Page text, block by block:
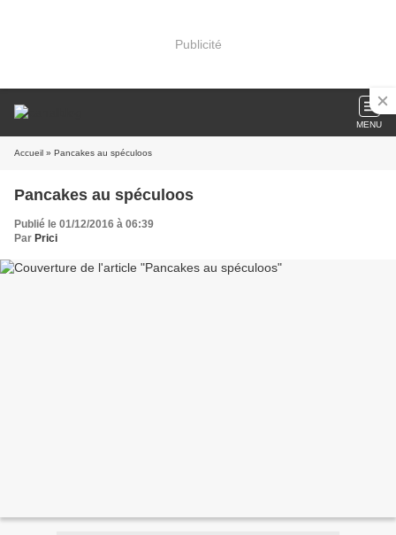
Publicité
MENU
Accueil » Pancakes au spéculoos
Pancakes au spéculoos
Publié le 01/12/2016 à 06:39
Par Prici